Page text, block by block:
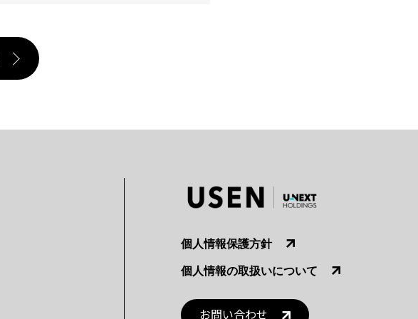
個人情報保護方針
個人情報の取扱いについて
お問い合わせ